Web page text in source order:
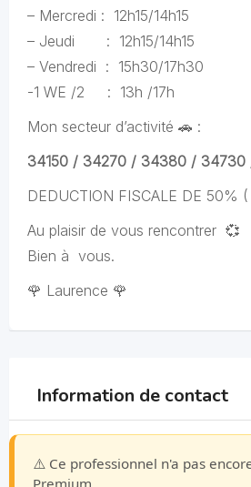
– Mercredi : 12h15/14h15
– Jeudi : 12h15/14h15
– Vendredi : 15h30/17h30
-1 WE /2 : 13h /17h
Mon secteur d’activité 🚗 :
34150 / 34270 / 34380 /
DEDUCTION FISCALE DE 50%
Au plaisir de vous rencontrer 💞
Bien à vous.
🌹 Laurence 🌹
Information de contact
⚠️ Ce professionnel n'a pas
Premium.